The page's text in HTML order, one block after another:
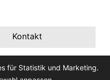
Kontakt
für Statistik und Marketing.